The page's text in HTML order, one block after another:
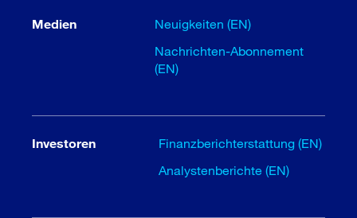
Medien
Neuigkeiten (EN)
Nachrichten-Abonnement
(EN)
Investoren
Finanzberichterstattung (EN)
Analystenberichte (EN)